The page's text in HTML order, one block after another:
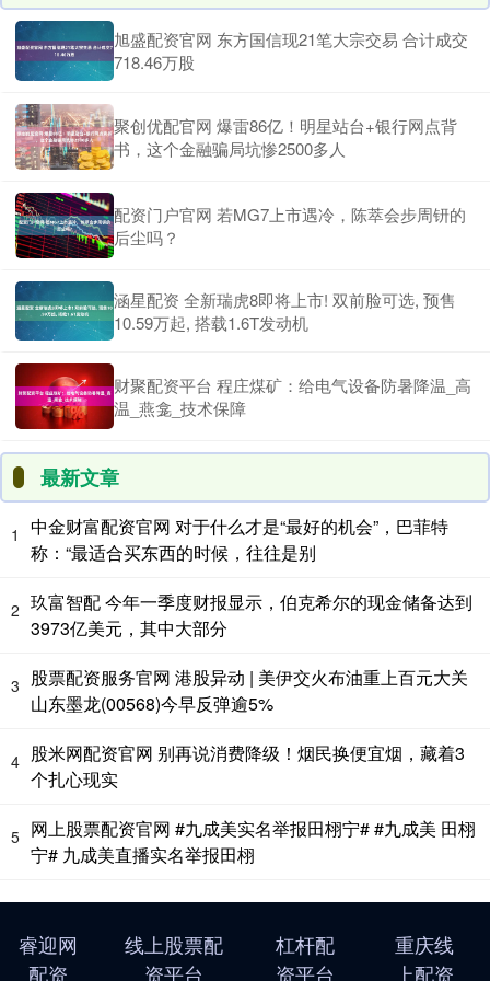
旭盛配资官网 东方国信现21笔大宗交易 合计成交
718.46万股
聚创优配官网 爆雷86亿！明星站台+银行网点背
书，这个金融骗局坑惨2500多人
配资门户官网 若MG7上市遇冷，陈萃会步周钘的
后尘吗？
涵星配资 全新瑞虎8即将上市! 双前脸可选, 预售
10.59万起, 搭载1.6T发动机
财聚配资平台 程庄煤矿：给电气设备防暑降温_高
温_燕龛_技术保障
最新文章
1
中金财富配资官网 对于什么才是“最好的机会”，巴菲特
称：“最适合买东西的时候，往往是别
2 玖富智配 今年一季度财报显示，伯克希尔的现金储备达到
3973亿美元，其中大部分
3 股票配资服务官网 港股异动 | 美伊交火布油重上百元大关
山东墨龙(00568)今早反弹逾5%
4 股米网配资官网 别再说消费降级！烟民换便宜烟，藏着3
个扎心现实
5 网上股票配资官网 #九成美实名举报田栩宁# #九成美 田栩
宁# 九成美直播实名举报田栩
睿迎网
配资
线上股票配
资平台
杠杆配
资平台
重庆线
上配资